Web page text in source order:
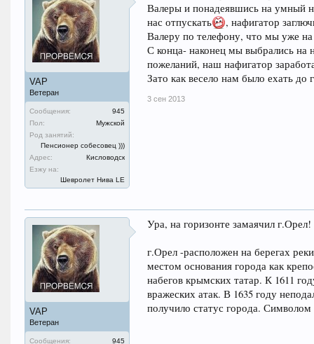
VAP
Ветеран
Сообщения:
945
Пол:
Мужской
Род занятий:
Пенсионер собесовец )))
Адрес:
Кисловодск
Езжу на:
Шевролет Нива LE
Валеры и понадеявшись на умный
нас отпускать
, нафигатор
Валеру по телефону, что мы уже
С конца- наконец мы выбрались на
пожеланий, наш нафигатор
Зато как весело нам было ехать
3 сен 2013
VAP
Ветеран
Сообщения:
945
Ура, на горизонте замаячил г.Орел!
г.Орел -расположен на берегах
местом основания города как
набегов крымских татар. К 1611
вражеских атак. В 1635 году
получило статус города. Символом